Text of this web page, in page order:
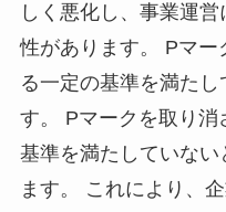
しく悪化し、事業運
性があります。 Pマー
る一定の基準を満た
す。 Pマークを取り
基準を満たしていな
ます。 これにより、